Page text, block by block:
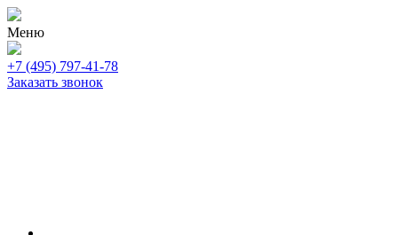
Меню
+7 (495) 797-41-78
Заказать звонок